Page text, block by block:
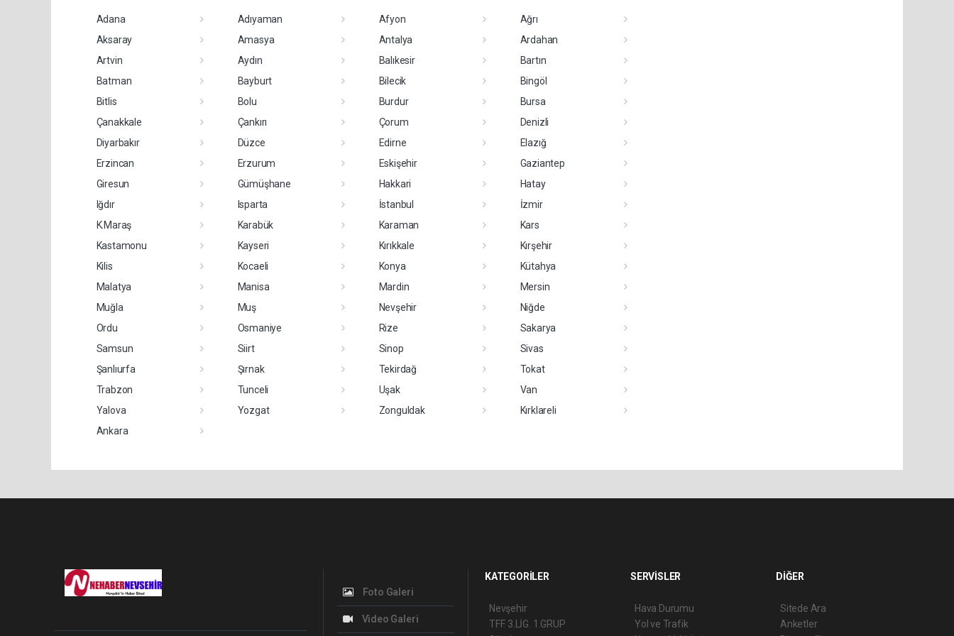
Adana Adıyaman Afyon
Ağrı
Aksaray
Amasya Antalya
Ardahan
Artvin
Aydın Balıkesir
Bartın
Batman
Bayburt Bilecik
Bingöl
Bitlis
Bolu Burdur
Bursa
Çanakkale
Çankırı Çorum
Denizli
Diyarbakır
Düzce Edirne
Elazığ
Erzincan
Erzurum Eskişehir
Gaziantep
Giresun
Gümüşhane Hakkari
Hatay
Iğdır
Isparta İstanbul
İzmir
K.Maraş
Karabük Karaman
Kars
Kastamonu
Kayseri Kırıkkale
Kırşehir
Kilis
Kocaeli Konya
Kütahya
Malatya
Manisa Mardin
Mersin
Muğla
Muş Nevşehir
Niğde
Ordu
Osmaniye Rize
Sakarya
Samsun
Siirt Sinop
Sivas
Şanlıurfa
Şırnak Tekirdağ
Tokat
Trabzon
Tunceli Uşak
Van
Yalova
Yozgat Zonguldak
Kırklareli
Ankara
Foto Galeri
Video Galeri
KATEGORİLER
Nevşehir
TFF. 3.LİG. 1.GRUP
SERVİSLER
Hava Durumu
Yol ve Trafik
DİĞER
Sitede Ara
Anketler